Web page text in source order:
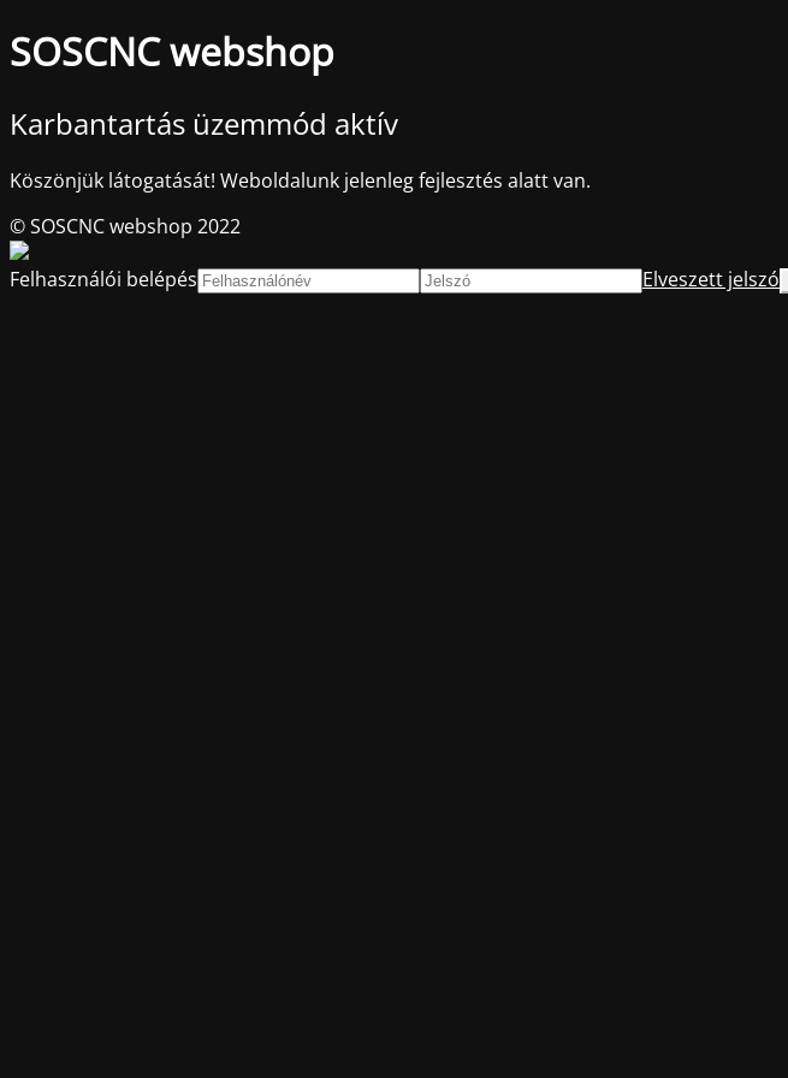
SOSCNC webshop
Karbantartás üzemmód aktív
Köszönjük látogatását! Weboldalunk jelenleg fejlesztés alatt van.
© SOSCNC webshop 2022
Felhasználói belépés
Elveszett jelszó